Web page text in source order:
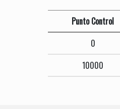
Punto Control
0
10000